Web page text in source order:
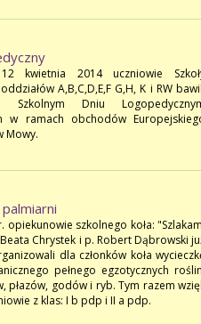
2014 uczniowie
A,B,C,D,E,F G,H, K i RW
Dniu
w ramach obchodów
Mowy.
opiekunowie szkolnego koła:
Chrystek i p. Robert Dąbrowski
dla członków koła
pełnego egzotycznych
płazów, godów i ryb. Tym razem
z klas: I b pdp i II a pdp.